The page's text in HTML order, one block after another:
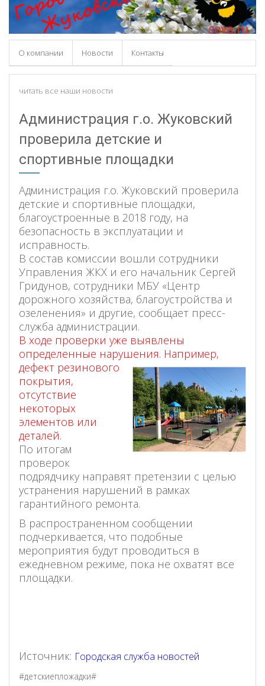
О компании Новости Контакты
читать все наши новости
Администрация г.о. Жуковский
проверила детские и
спортивные площадки
Администрация г.о. Жуковский проверила
детские и спортивные площадки,
благоустроенные в 2018 году, на
безопасность в эксплуатации и
исправность.
В состав комиссии вошли сотрудники
Управления ЖКХ и его начальник Сергей
Гридунов, сотрудники МБУ «Центр
дорожного хозяйства, благоустройства и
озеленения» и другие, сообщает пресс-
служба администрации.
В ходе проверки уже выявлены
определенные нарушения. Например,
дефект резинового
покрытия,
отсутствие
некоторых
элементов или
деталей.
По итогам
проверок
подрядчику направят претензии с целью
устранения нарушений в рамках
гарантийного ремонта.
В распространенном сообщении
подчеркивается, что подобные
мероприятия будут проводиться в
ежедневном режиме, пока не охватят все
площадки.
Источник: Городская служба новостей
#детскиепложадки#